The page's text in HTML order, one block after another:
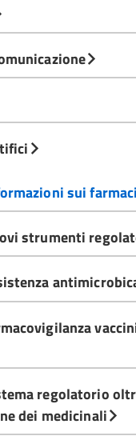
sui farmaci
strumenti
regolatorio
dei medicinali